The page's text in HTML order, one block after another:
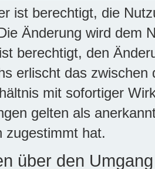
ist berechtigt, die
Änderung wird dem
berechtigt, den
erlischt das
mit sofortiger
gelten als
zugestimmt hat.
über den